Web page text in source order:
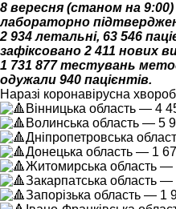
8 вересня (станом на 9:00)
лабораторно
2 934 летальні, 63 546
зафіксовано 2 411 нових
1 731 877 тестувань
одужали 940 пацієнтів.
Наразі коронавірусна
Вінницька область — 4
Волинська область — 5
Дніпропетровська
Донецька область — 1
Житомирська область —
Закарпатська область —
Запорізька область — 1